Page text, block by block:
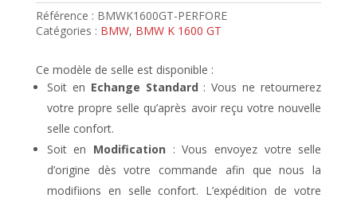
Référence : BMWK1600GT-PERFORE
Catégories : BMW, BMW K 1600 GT
Ce modèle de selle est disponible :
Soit en Echange Standard : Vous ne retournerez
votre propre selle qu’après avoir reçu votre nouvelle
selle confort.
Soit en Modification : Vous envoyez votre selle
d’origine dès votre commande afin que nous la
modifiions en selle confort. L’expédition de votre